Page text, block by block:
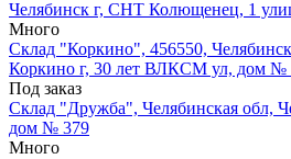
Челябинск г, СНТ Колющенец, 1
Много
Склад "Коркино", 456550,
Коркино г, 30 лет ВЛКСМ ул, дом №
Под заказ
Склад "Дружба", Челябинская обл,
дом № 379
Много